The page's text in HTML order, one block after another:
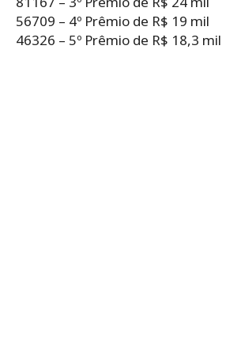
56709 – 4º Prêmio de R$ 19 mil
46326 – 5º Prêmio de R$ 18,3 mil